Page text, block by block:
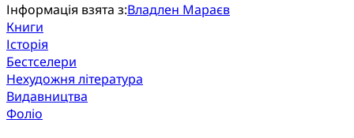
Інформація взята з:Владлен Мараєв
Книги
Історія
Бестселери
Нехудожня література
Видавництва
Фоліо